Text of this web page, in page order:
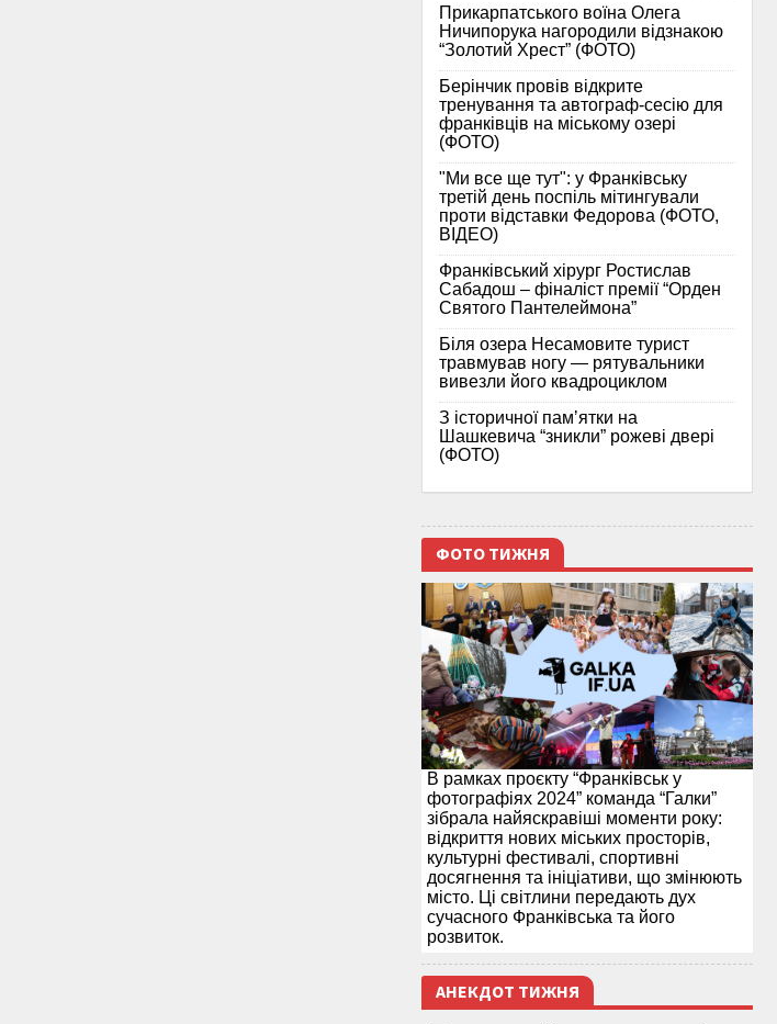
Прикарпатського воїна Олега
Ничипорука нагородили відзнакою
“Золотий Хрест” (ФОТО)
Берінчик провів відкрите
тренування та автограф-сесію для
франківців на міському озері
(ФОТО)
"Ми все ще тут": у Франківську
третій день поспіль мітингували
проти відставки Федорова (ФОТО,
ВІДЕО)
Франківський хірург Ростислав
Сабадош – фіналіст премії “Орден
Святого Пантелеймона”
Біля озера Несамовите турист
травмував ногу — рятувальники
вивезли його квадроциклом
З історичної памʼятки на
Шашкевича “зникли” рожеві двері
(ФОТО)
ФОТО ТИЖНЯ
В рамках проєкту “Франківськ у
фотографіях 2024” команда “Галки”
зібрала найяскравіші моменти року:
відкриття нових міських просторів,
культурні фестивалі, спортивні
досягнення та ініціативи, що змінюють
місто. Ці світлини передають дух
сучасного Франківська та його
розвиток.
АНЕКДОТ ТИЖНЯ